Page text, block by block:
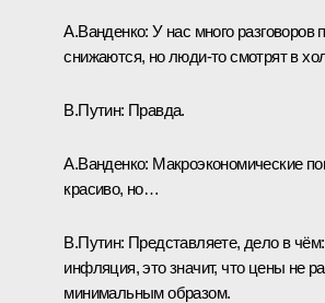
А.Ванденко:У нас много
снижаются, но люди‑то смотрят в
В.Путин: Правда.
А.Ванденко: Макроэкономические
красиво, но…
В.Путин: Представляете, дело в
инфляция, это значит, что цены не
минимальным образом.